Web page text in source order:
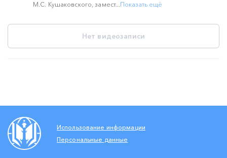
М.С. Кушаковского, замест...Показать ещё
Нет видеозаписи
Использование информации
Персональные данные